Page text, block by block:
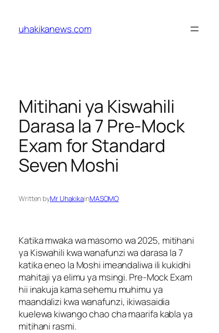
content
uhakikanews.com
Mitihani ya Kiswahili
Darasa la 7 Pre-Mock
Exam for Standard
Seven Moshi
Written byMr UhakikainMASOMO
Katika mwaka wa masomo wa 2025, mitihani
ya Kiswahili kwa wanafunzi wa darasa la 7
katika eneo la Moshi imeandaliwa ili kukidhi
mahitaji ya elimu ya msingi. Pre-Mock Exam
hii inakuja kama sehemu muhimu ya
maandalizi kwa wanafunzi, ikiwasaidia
kuelewa kiwango chao cha maarifa kabla ya
mitihani rasmi.